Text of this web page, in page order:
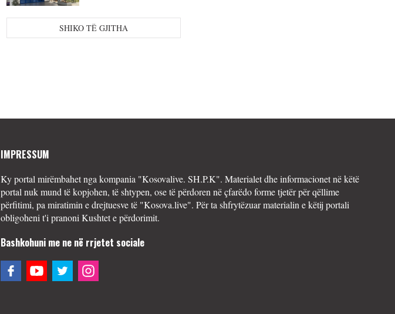
SHIKO TË GJITHA
IMPRESSUM
Ky portal mirëmbahet nga kompania "Kosovalive. SH.P.K". Materialet dhe informacionet në këtë
portal nuk mund të kopjohen, të shtypen, ose të përdoren në çfarëdo forme tjetër për qëllime
përfitimi, pa miratimin e drejtuesve të "Kosova.live". Për ta shfrytëzuar materialin e këtij portali
obligoheni t'i pranoni Kushtet e përdorimit.
Bashkohuni me ne në rrjetet sociale